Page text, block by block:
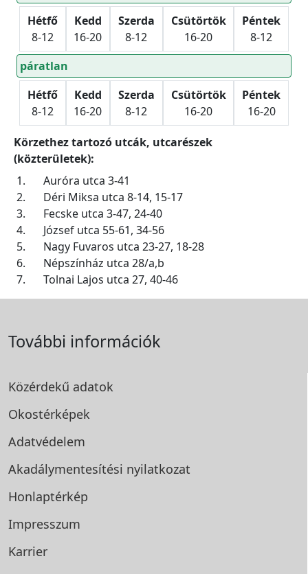
Hétfő
8-12
Kedd
16-20
Szerda
8-12
Csütörtök
16-20
Péntek
8-12
páratlan
Hétfő
8-12
Kedd
16-20
Szerda
8-12
Csütörtök
16-20
Péntek
16-20
Körzethez tartozó utcák, utcarészek
(közterületek):
1.
Auróra utca 3-41
2.
Déri Miksa utca 8-14, 15-17
3.
Fecske utca 3-47, 24-40
4.
József utca 55-61, 34-56
5.
Nagy Fuvaros utca 23-27, 18-28
6.
Népszínház utca 28/a,b
7.
Tolnai Lajos utca 27, 40-46
További információk
Közérdekű adatok
Okostérképek
Adatvédelem
Akadálymentesítési nyilatkozat
Honlaptérkép
Impresszum
Karrier